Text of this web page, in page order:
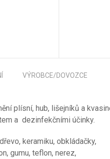
VÝROBCE/DOVOZCE
plísní, hub, lišejníků a
a dezinfekčními účinky.
keramiku, obkládačky,
gumu, teflon, nerez,